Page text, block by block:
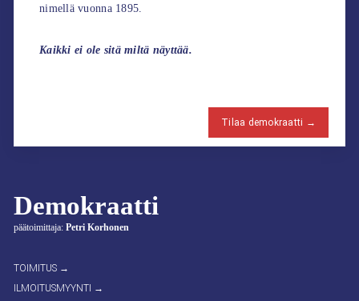
Demokraatti
päätoimittaja: Petri Korhonen
TOIMITUS →
ILMOITUSMYYNTI →
nimellä vuonna 1895.
Kaikki ei ole sitä miltä näyttää.
Tilaa demokraatti →